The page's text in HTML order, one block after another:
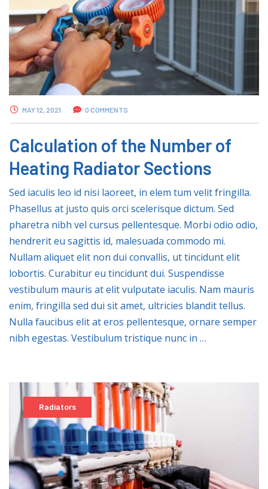
MAY 12, 2021 0 COMMENTS
Calculation of the Number of
Heating Radiator Sections
Sed iaculis leo id nisi laoreet, in elem tum velit fringilla.
Phasellus at justo quis orci scelerisque dictum. Sed
pharetra nibh vel cursus pellentesque. Morbi odio odio,
hendrerit eu sagittis id, malesuada commodo mi.
Nullam aliquet elit non dui convallis, ut tincidunt elit
lobortis. Curabitur eu tincidunt dui. Suspendisse
vestibulum mauris at elit vulputate iaculis. Nam mauris
enim, fringilla sed dui sit amet, ultricies blandit tellus.
Nulla faucibus elit at eros pellentesque, ornare semper
nibh egestas. Vestibulum tristique nunc in …
Radiators